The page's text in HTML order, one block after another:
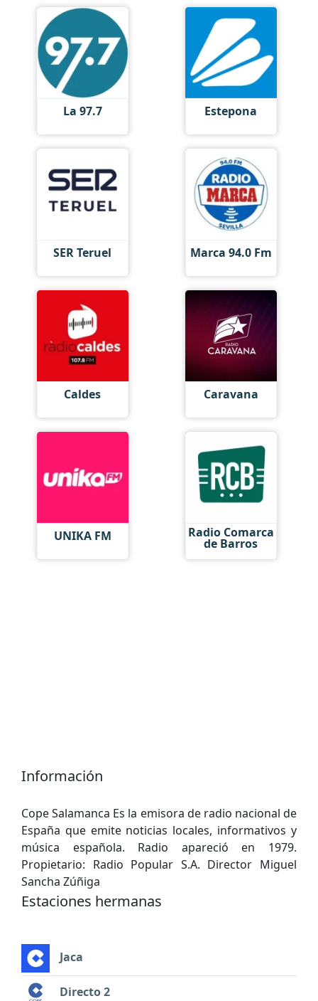
La 97.7 Estepona
SER Teruel Marca 94.0 Fm
Caldes Caravana
UNIKA FM Radio Comarca
de Barros
Información
Cope Salamanca Es la emisora de radio nacional de
España que emite noticias locales, informativos y
música española. Radio apareció en 1979.
Propietario: Radio Popular S.A. Director Miguel
Sancha Zúñiga
Estaciones hermanas
Jaca
Directo 2